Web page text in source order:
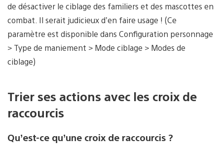
de désactiver le ciblage des familiers et des mascottes en
combat. Il serait judicieux d’en faire usage ! (Ce
paramètre est disponible dans Configuration personnage
> Type de maniement > Mode ciblage > Modes de
ciblage)
Trier ses actions avec les croix de
raccourcis
Qu’est-ce qu’une croix de raccourcis ?